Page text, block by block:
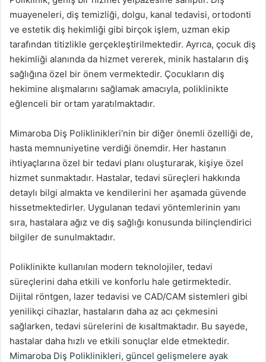
muayeneleri, diş temizliği, dolgu, kanal tedavisi, ortodonti
ve estetik diş hekimliği gibi birçok işlem, uzman ekip
tarafından titizlikle gerçekleştirilmektedir. Ayrıca, çocuk diş
hekimliği alanında da hizmet vererek, minik hastaların diş
sağlığına özel bir önem vermektedir. Çocukların diş
hekimine alışmalarını sağlamak amacıyla, poliklinikte
eğlenceli bir ortam yaratılmaktadır.
Mimaroba Diş Poliklinikleri’nin bir diğer önemli özelliği de,
hasta memnuniyetine verdiği önemdir. Her hastanın
ihtiyaçlarına özel bir tedavi planı oluşturarak, kişiye özel
hizmet sunmaktadır. Hastalar, tedavi süreçleri hakkında
detaylı bilgi almakta ve kendilerini her aşamada güvende
hissetmektedirler. Uygulanan tedavi yöntemlerinin yanı
sıra, hastalara ağız ve diş sağlığı konusunda bilinçlendirici
bilgiler de sunulmaktadır.
Poliklinikte kullanılan modern teknolojiler, tedavi
süreçlerini daha etkili ve konforlu hale getirmektedir.
Dijital röntgen, lazer tedavisi ve CAD/CAM sistemleri gibi
yenilikçi cihazlar, hastaların daha az acı çekmesini
sağlarken, tedavi sürelerini de kısaltmaktadır. Bu sayede,
hastalar daha hızlı ve etkili sonuçlar elde etmektedir.
Mimaroba Diş Poliklinikleri, güncel gelişmelere ayak